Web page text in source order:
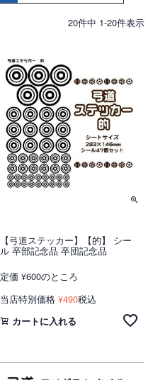
20件中 1-20件表示
【弓道ステッカー】【的】 シー
ル 卒部記念品 卒団記念品
定価 ¥600のところ
当店特別価格 ¥490税込
カートに入れる